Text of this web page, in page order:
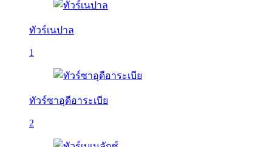
ทัวร์เนปาล
1
ทัวร์ซาอุดีอาระเบีย
2